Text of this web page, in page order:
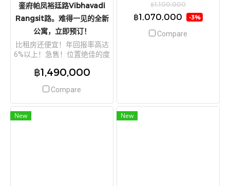
銮府帕凤裕廷路Vibhavadi
Rangsit路。难得一见的全新
公寓，立即预订！
比租房还便宜！年回报率高达
6%以上！急售！位置绝佳的度
（dcondo Campus Resort
位于巴吞他尼府空銮府帕凤裕
廷路Vibhavadi Rangsit路。难
得一见的全新公寓，立即预
฿1,490,000
Compare
层
฿1,100,000
฿1,070,000 -3%
Compare
New New